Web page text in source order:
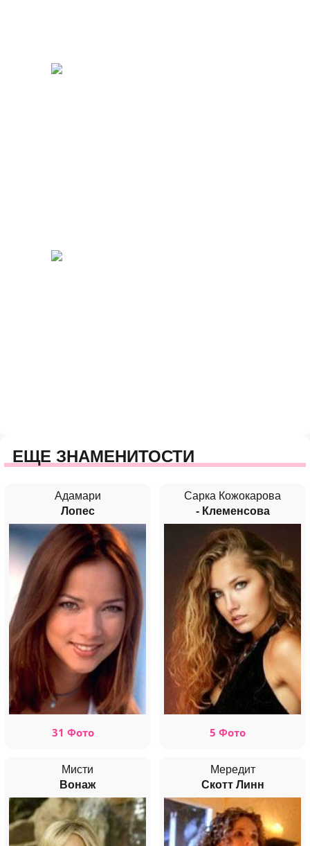
ЕЩЕ ЗНАМЕНИТОСТИ
Адамари
Лопес
31 Фото
Сарка Кожокарова
- Клеменсова
5 Фото
Мисти
Вонаж
Мередит
Скотт Линн